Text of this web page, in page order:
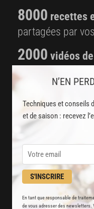
N’EN
Techniques et conseils
et de saison : recevez
S'INSCRIRE
En tant que responsable de
de vous adresser des newsletters.
8000 recettes
partagées par
2000 vidéos
disponibles
Stop pub
un service
DÉJÀ